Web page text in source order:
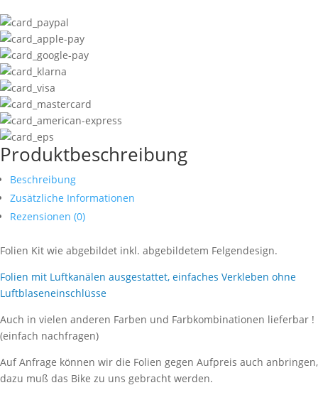
Produktbeschreibung
Beschreibung
Zusätzliche Informationen
Rezensionen (0)
Folien Kit wie abgebildet inkl. abgebildetem Felgendesign.
Folien mit Luftkanälen ausgestattet, einfaches Verkleben ohne
Luftblaseneinschlüsse
Auch in vielen anderen Farben und Farbkombinationen lieferbar !
(einfach nachfragen)
Auf Anfrage können wir die Folien gegen Aufpreis auch anbringen,
dazu muß das Bike zu uns gebracht werden.